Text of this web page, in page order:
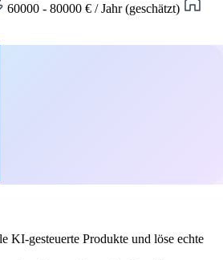
60000 - 80000 € / Jahr (geschätzt)
KI-gesteuerte Produkte und löse echte